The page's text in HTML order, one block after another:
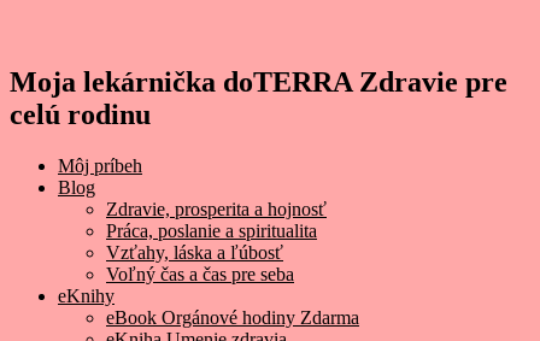
Moja lekárnička doTERRA Zdravie pre
celú rodinu
Môj príbeh
Blog
Zdravie, prosperita a hojnosť
Práca, poslanie a spiritualita
Vzťahy, láska a ľúbosť
Voľný čas a čas pre seba
eKnihy
eBook Orgánové hodiny Zdarma